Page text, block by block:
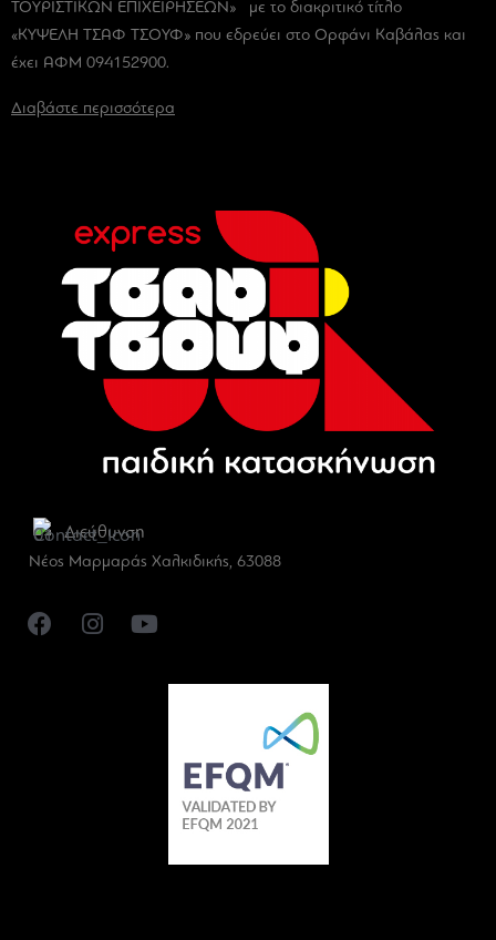
ΤΟΥΡΙΣΤΙΚΩΝ ΕΠΙΧΕΙΡΗΣΕΩΝ» με το διακριτικό τίτλο
«ΚΥΨΕΛΗ ΤΣΑΦ ΤΣΟΥΦ» που εδρεύει στο Ορφάνι Καβάλας και
έχει ΑΦΜ 094152900.
Διαβάστε περισσότερα
Διεύθυνση
Νέος Μαρμαράς Χαλκιδικής, 63088